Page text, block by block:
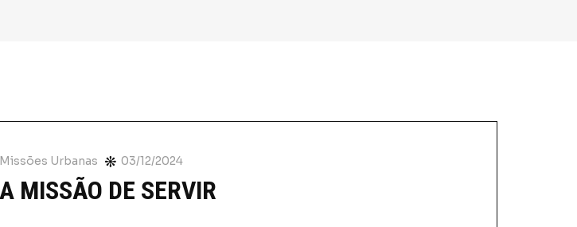
Missões Urbanas 03/12/2024
A MISSÃO DE SERVIR